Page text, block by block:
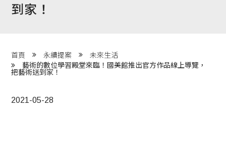
目 Services
到家！
首頁 永續提案
未來生活
藝術的數位學習殿堂來臨！國美館推出官方作品線上導覽，
把藝術送到家！
2021-05-28